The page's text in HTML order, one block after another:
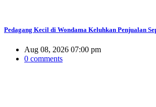
Pedagang Kecil di Wondama Keluhkan Penjualan
Aug 08, 2026 07:00 pm
0 comments